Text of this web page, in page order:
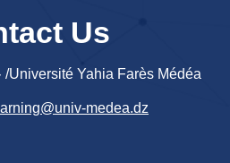
Us
جامعة يحي فارس المدية /Université Yahia Farès Médéa
medea.dz